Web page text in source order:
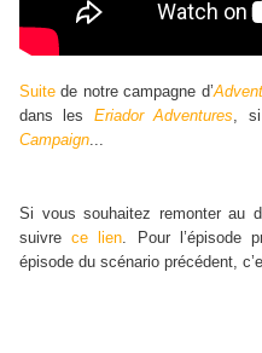
Suite de notre campagne d’
dans les Eriador Adventures, si
Campaign...
Si vous souhaitez remonter au
suivrece lien. Pour l’épisode
épisode du scénario précédent,